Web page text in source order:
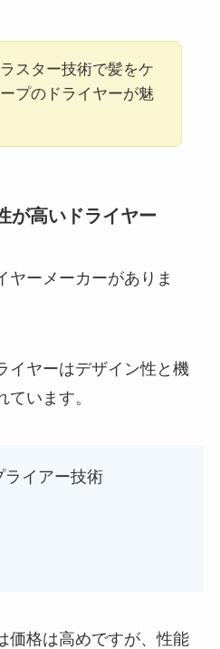
スター技術で髪をケ
プのドライヤーが魅
が高いドライヤー
ヤーメーカーがありま
イヤーはデザイン性と機
います。
ライアー技術
価格は高めですが、性能